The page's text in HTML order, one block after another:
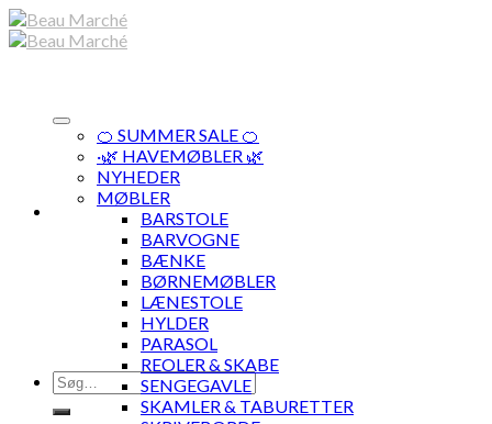
Skip
to
Søg
efter:
🍊 SUMMER SALE 🍊
·🌿 HAVEMØBLER 🌿
NYHEDER
MØBLER
BARSTOLE
BARVOGNE
BÆNKE
BØRNEMØBLER
LÆNESTOLE
HYLDER
PARASOL
REOLER & SKABE
SENGEGAVLE
SKAMLER & TABURETTER